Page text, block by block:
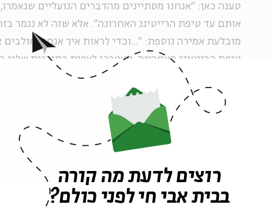
טענה כאן: "אנחנו מסתייגים מהדברים הגועליים
אותם עד טיפת הרייטינג האחרונה". אלא שזה לא נגמר
מובלעת אמירה נוספת: "...וכדי לראות איך אנחנו
טיפת הרייטינג האחרונה, תצטרכו לצפות בתוכנית שלנו
אנחנו הצופים ניווכח כיצד "האח הגדול", אותו אובייקט
עורך התוכנית יורם זק, מעמיד את המשתתף הגזען
הגזעני ישמש נדבך מרכזי בתוכנית, אלא גם (ואולי
בידי ההפקה. טיפול זה הוא למעשה האטרקציה
רוצים לדעת מה קורה
בבית אבי חי לפני כולם?